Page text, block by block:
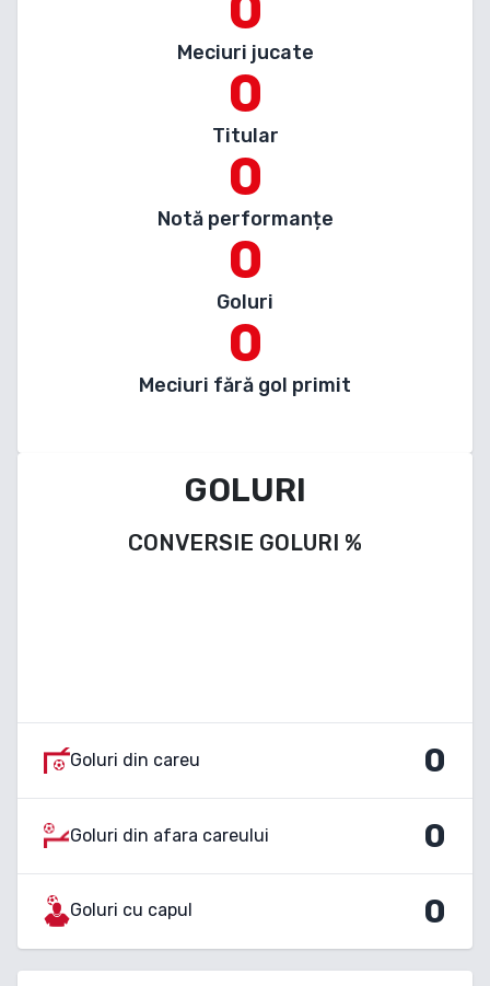
Meciuri jucate
0
Titular
0
Notă performanțe
0
Goluri
0
Meciuri fără gol primit
GOLURI
CONVERSIE GOLURI %
Goluri din careu 0
Goluri din afara careului 0
Goluri cu capul 0